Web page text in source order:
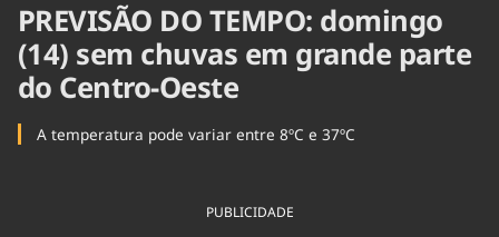
PREVISÃO DO TEMPO: domingo
(14) sem chuvas em grande parte
do Centro-Oeste
A temperatura pode variar entre 8ºC e 37ºC
PUBLICIDADE